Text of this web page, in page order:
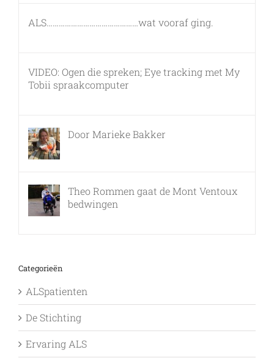
ALS………………………………………wat vooraf ging.
VIDEO: Ogen die spreken; Eye tracking met My
Tobii spraakcomputer
Door Marieke Bakker
Theo Rommen gaat de Mont Ventoux
bedwingen
Categorieën
ALSpatienten
De Stichting
Ervaring ALS